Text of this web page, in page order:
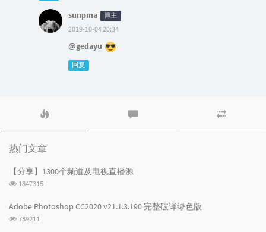
sunpma 博主
2019-10-04 20:34
@gedayu
回复
文
评
文
热门文章
【分享】1300个频道及电视直播源
浏
次
1847315
Adobe Photoshop CC2020 v21.1.3.190 完整破译绿色版
浏
739211